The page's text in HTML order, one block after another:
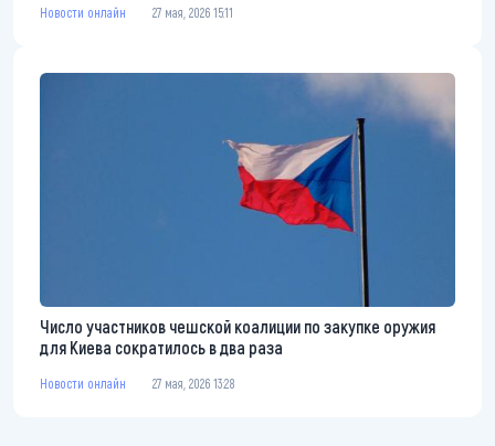
Новости онлайн 27 мая, 2026 15:11
Число участников чешской коалиции по закупке оружия
для Киева сократилось в два раза
Новости онлайн 27 мая, 2026 13:28